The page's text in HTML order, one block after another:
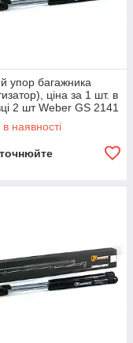
упор багажника
ціна за 1 шт. в
2 шт Weber GS 2141
2141, VW GOLF III,
наявності